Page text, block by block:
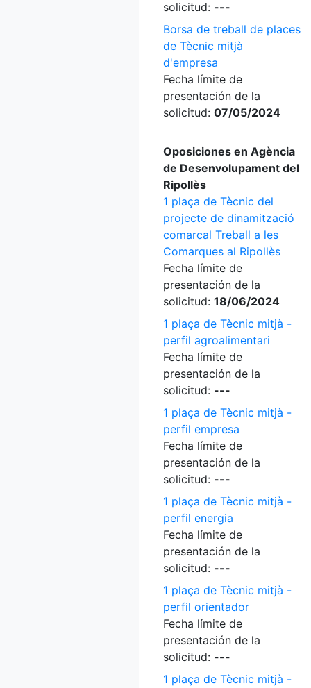
solicitud: ---
Borsa de treball de places
de Tècnic mitjà
d'empresa
Fecha límite de
presentación de la
solicitud: 07/05/2024
Oposiciones en Agència
de Desenvolupament del
Ripollès
1 plaça de Tècnic del
projecte de dinamització
comarcal Treball a les
Comarques al Ripollès
Fecha límite de
presentación de la
solicitud: 18/06/2024
1 plaça de Tècnic mitjà -
perfil agroalimentari
Fecha límite de
presentación de la
solicitud: ---
1 plaça de Tècnic mitjà -
perfil empresa
Fecha límite de
presentación de la
solicitud: ---
1 plaça de Tècnic mitjà -
perfil energia
Fecha límite de
presentación de la
solicitud: ---
1 plaça de Tècnic mitjà -
perfil orientador
Fecha límite de
presentación de la
solicitud: ---
1 plaça de Tècnic mitjà -